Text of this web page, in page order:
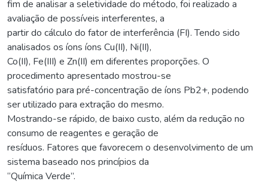
fim de analisar a seletividade do método, foi realizado a
avaliação de possíveis interferentes, a
partir do cálculo do fator de interferência (FI). Tendo sido
analisados os íons íons Cu(II), Ni(II),
Co(II), Fe(III) e Zn(II) em diferentes proporções. O
procedimento apresentado mostrou-se
satisfatório para pré-concentração de íons Pb2+, podendo
ser utilizado para extração do mesmo.
Mostrando-se rápido, de baixo custo, além da redução no
consumo de reagentes e geração de
resíduos. Fatores que favorecem o desenvolvimento de um
sistema baseado nos princípios da
“Química Verde”.